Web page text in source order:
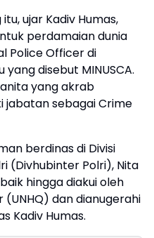
ujar Kadiv Humas,
perdamaian dunia
Police Officer di
disebut MINUSCA.
yang akrab
jabatan sebagai Crime
berdinas di Divisi
(Divhubinter Polri), Nita
hingga diakui oleh
dan dianugerahi
Kadiv Humas.